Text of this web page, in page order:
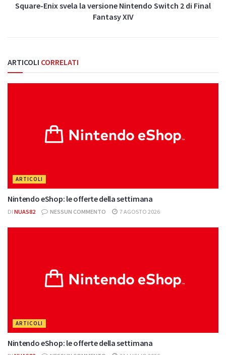
Square-Enix svela la versione Nintendo Switch 2 di Final
Fantasy XIV
ARTICOLI CORRELATI
ARTICOLI
Nintendo eShop: le offerte della settimana
DI NUAS82 NESSUN COMMENTO 7 AGOSTO 2026
ARTICOLI
Nintendo eShop: le offerte della settimana